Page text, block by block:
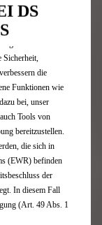
DS
(die „Tools“), um
die
Funktionen wie
bei, unser
Tools von
bereitzustellen.
die sich in
(EWR) befinden
der
In diesem Fall
(Art. 49 Abs. 1